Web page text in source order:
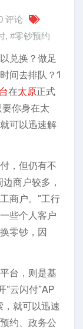
评论
, #零钞预约
兑换？做足
间去排队？1
在太原正式
你身在太
可以迅速解
，但仍有不
商户较多，
商户。”工行
些个人客户
零钞，因
台，则是基
“云闪付”AP
，就可以迅速
约、政务公